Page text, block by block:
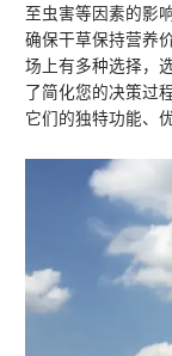
至虫害等因素的影
确保干草保持营养
场上有多种选择，
了简化您的决策过
它们的独特功能、